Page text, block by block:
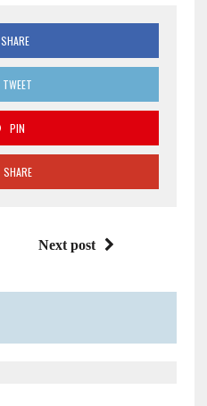
SHARE
TWEET
PIN
SHARE
Next post